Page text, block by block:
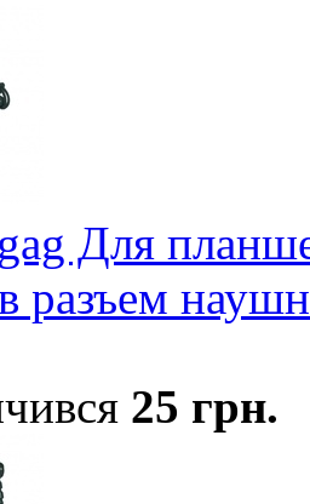
Для
разъем
25 грн.